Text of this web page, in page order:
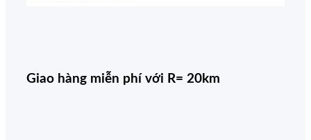
Giao hàng miễn phí với R= 20km